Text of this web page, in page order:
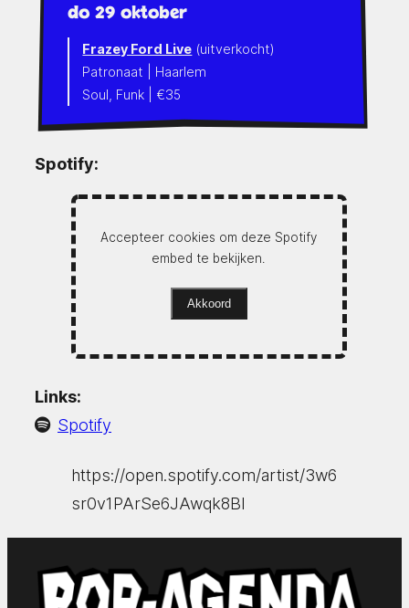
do 29 oktober
Frazey Ford Live (uitverkocht)
Patronaat | Haarlem
Soul, Funk | €35
Spotify:
Accepteer cookies om deze Spotify
embed te bekijken.
Akkoord
https://open.spotify.com/artist/3w6
sr0v1PArSe6JAwqk8Bl
Links:
Spotify